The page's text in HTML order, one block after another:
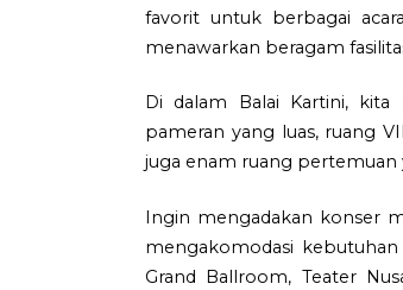
favorit untuk berbagai
menawarkan beragam
Di dalam Balai Kartini,
pameran yang luas, ruang
juga enam ruang pertemuan
Ingin mengadakan konser
mengakomodasi kebutuhan
Grand Ballroom, Teater